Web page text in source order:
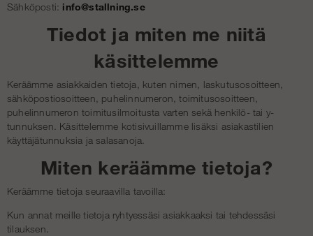
Sähköposti: info@stallning.se
Tiedot ja miten me niitä
käsittelemme
Keräämme asiakkaiden tietoja, kuten nimen, laskutusosoitteen,
sähköpostiosoitteen, puhelinnumeron, toimitusosoitteen,
puhelinnumeron toimitusilmoitusta varten sekä henkilö- tai y-
tunnuksen. Käsittelemme kotisivuillamme lisäksi asiakastilien
käyttäjätunnuksia ja salasanoja.
Miten keräämme tietoja?
Keräämme tietoja seuraavilla tavoilla:
Kun annat meille tietoja ryhtyessäsi asiakkaaksi tai tehdessäsi
tilauksen.